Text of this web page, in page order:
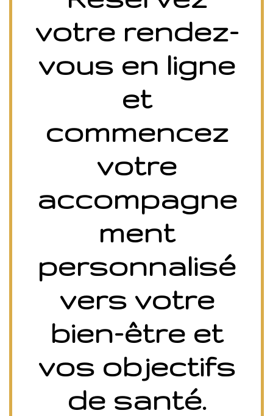
votre rendez-
vous en ligne
et
commencez
votre
accompagne
ment
personnalisé
vers votre
bien-être et
vos objectifs
de santé.